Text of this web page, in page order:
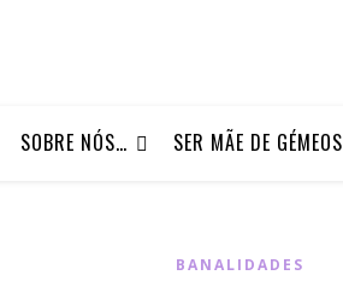
SOBRE NÓS… SER MÃE DE GÉMEOS
BANALIDADES